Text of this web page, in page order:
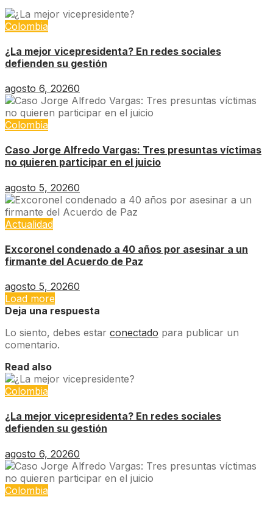
Colombia
¿La mejor vicepresidenta? En redes sociales
defienden su gestión
agosto 6, 20260
Colombia
Caso Jorge Alfredo Vargas: Tres presuntas víctimas
no quieren participar en el juicio
agosto 5, 20260
Actualidad
Excoronel condenado a 40 años por asesinar a un
firmante del Acuerdo de Paz
agosto 5, 20260
Load more
Deja una respuesta
Lo siento, debes estar conectado para publicar un
comentario.
Read also
Colombia
¿La mejor vicepresidenta? En redes sociales
defienden su gestión
agosto 6, 20260
Colombia